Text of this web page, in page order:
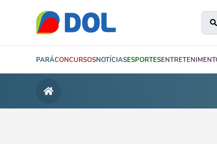
PARÁCONCURSOSNOTÍCIASESPORTES